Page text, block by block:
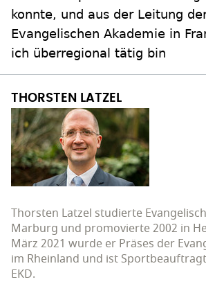
konnte, und aus der Leitung
Evangelischen Akademie in
ich überregional tätig bin
THORSTEN LATZEL
Thorsten Latzel studierte
Marburg und promovierte 2002 in
März 2021 wurde er Präses der
im Rheinland und ist
EKD.